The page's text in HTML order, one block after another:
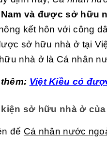
và được sở hữu
kết hôn với công
sở hữu nhà ở tại
nhà ở là Cá nhân
Việt Kiều có
sở hữu nhà ở
để Cá nhân nước